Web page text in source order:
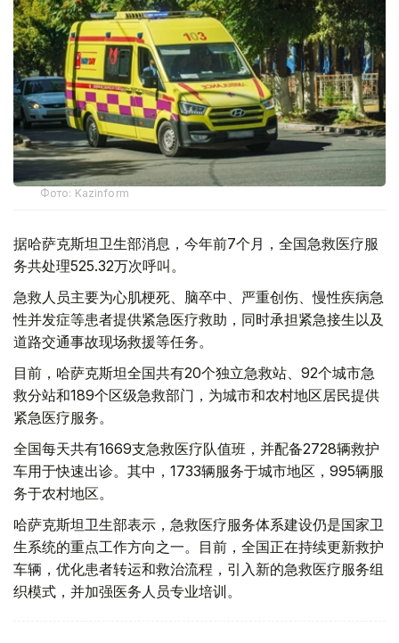
Фото: Kazinform
据哈萨克斯坦卫生部消息，今年前7个月，全国急救医疗服
务共处理525.32万次呼叫。
急救人员主要为心肌梗死、脑卒中、严重创伤、慢性疾病急
性并发症等患者提供紧急医疗救助，同时承担紧急接生以及
道路交通事故现场救援等任务。
目前，哈萨克斯坦全国共有20个独立急救站、92个城市急
救分站和189个区级急救部门，为城市和农村地区居民提供
紧急医疗服务。
全国每天共有1669支急救医疗队值班，并配备2728辆救护
车用于快速出诊。其中，1733辆服务于城市地区，995辆服
务于农村地区。
哈萨克斯坦卫生部表示，急救医疗服务体系建设仍是国家卫
生系统的重点工作方向之一。目前，全国正在持续更新救护
车辆，优化患者转运和救治流程，引入新的急救医疗服务组
织模式，并加强医务人员专业培训。